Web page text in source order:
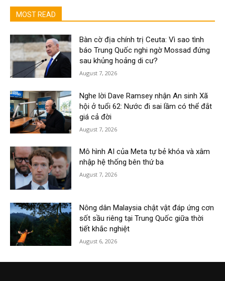
MOST READ
Bàn cờ địa chính trị Ceuta: Vì sao tình
báo Trung Quốc nghi ngờ Mossad đứng
sau khủng hoảng di cư?
August 7, 2026
Nghe lời Dave Ramsey nhận An sinh Xã
hội ở tuổi 62: Nước đi sai lầm có thể đắt
giá cả đời
August 7, 2026
Mô hình AI của Meta tự bẻ khóa và xâm
nhập hệ thống bên thứ ba
August 7, 2026
Nông dân Malaysia chật vật đáp ứng cơn
sốt sầu riêng tại Trung Quốc giữa thời
tiết khắc nghiệt
August 6, 2026